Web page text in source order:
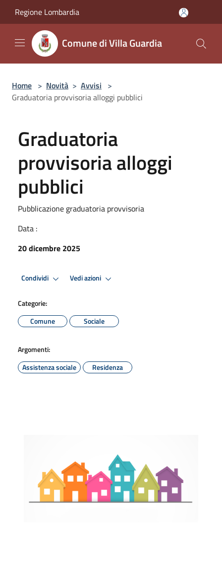
Regione Lombardia
Comune di Villa Guardia
Home > Novità > Avvisi >
Graduatoria provvisoria alloggi pubblici
Graduatoria
provvisoria alloggi
pubblici
Pubblicazione graduatoria provvisoria
Data :
20 dicembre 2025
Condividi Vedi azioni
Categorie:
Comune
Sociale
Argomenti:
Assistenza sociale
Residenza